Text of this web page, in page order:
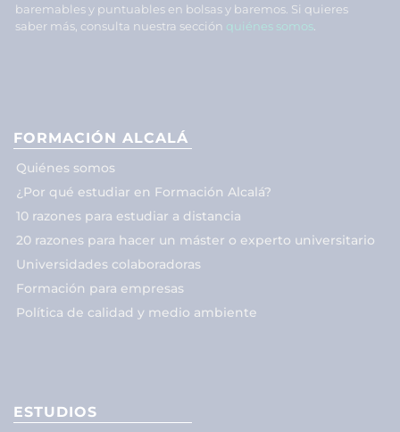
baremables y puntuables en bolsas y baremos. Si quieres
saber más, consulta nuestra sección quiénes somos
FORMACIÓN ALCALÁ
Quiénes somos
¿Por qué estudiar en Formación Alcalá?
10 razones para estudiar a distancia
20 razones para hacer un máster o experto universitario
Universidades colaboradoras
Formación para empresas
Política de calidad y medio ambiente
ESTUDIOS